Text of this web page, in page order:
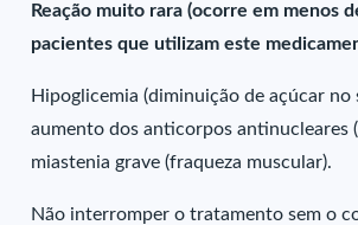
Reação muito rara (ocorre em menos
pacientes que utilizam este
Hipoglicemia (diminuição de açúcar no
aumento dos anticorpos antinucleares
miastenia grave (fraqueza muscular).
Não interromper o tratamento sem o